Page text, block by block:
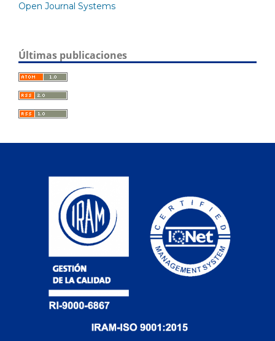
Open Journal Systems
Últimas publicaciones